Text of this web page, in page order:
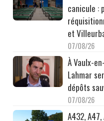
canicule :
et
07/08/26
À Vaulx-
Lahmar
dépôts
07/08/26
A432,